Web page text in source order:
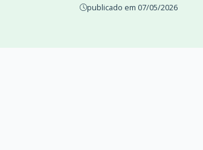
publicado em 07/05/2026